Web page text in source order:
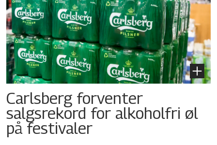
Carlsberg forventer
salgsrekord for alkoholfri øl
på festivaler